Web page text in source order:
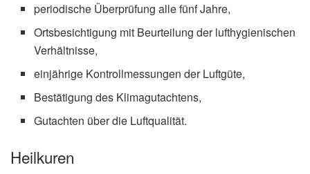
periodische Überprüfung alle fünf Jahre,
Ortsbesichtigung mit Beurteilung der lufthygienischen
Verhältnisse,
einjährige Kontrollmessungen der Luftgüte,
Bestätigung des Klimagutachtens,
Gutachten über die Luftqualität.
Heilkuren